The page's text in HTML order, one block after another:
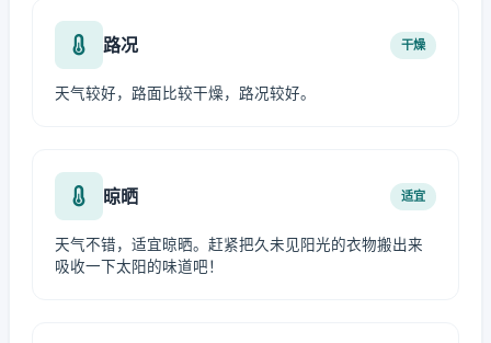
路况 干燥
天气较好，路面比较干燥，路况较好。
晾晒 适宜
天气不错，适宜晾晒。赶紧把久未见阳光的衣物搬出来
吸收一下太阳的味道吧！